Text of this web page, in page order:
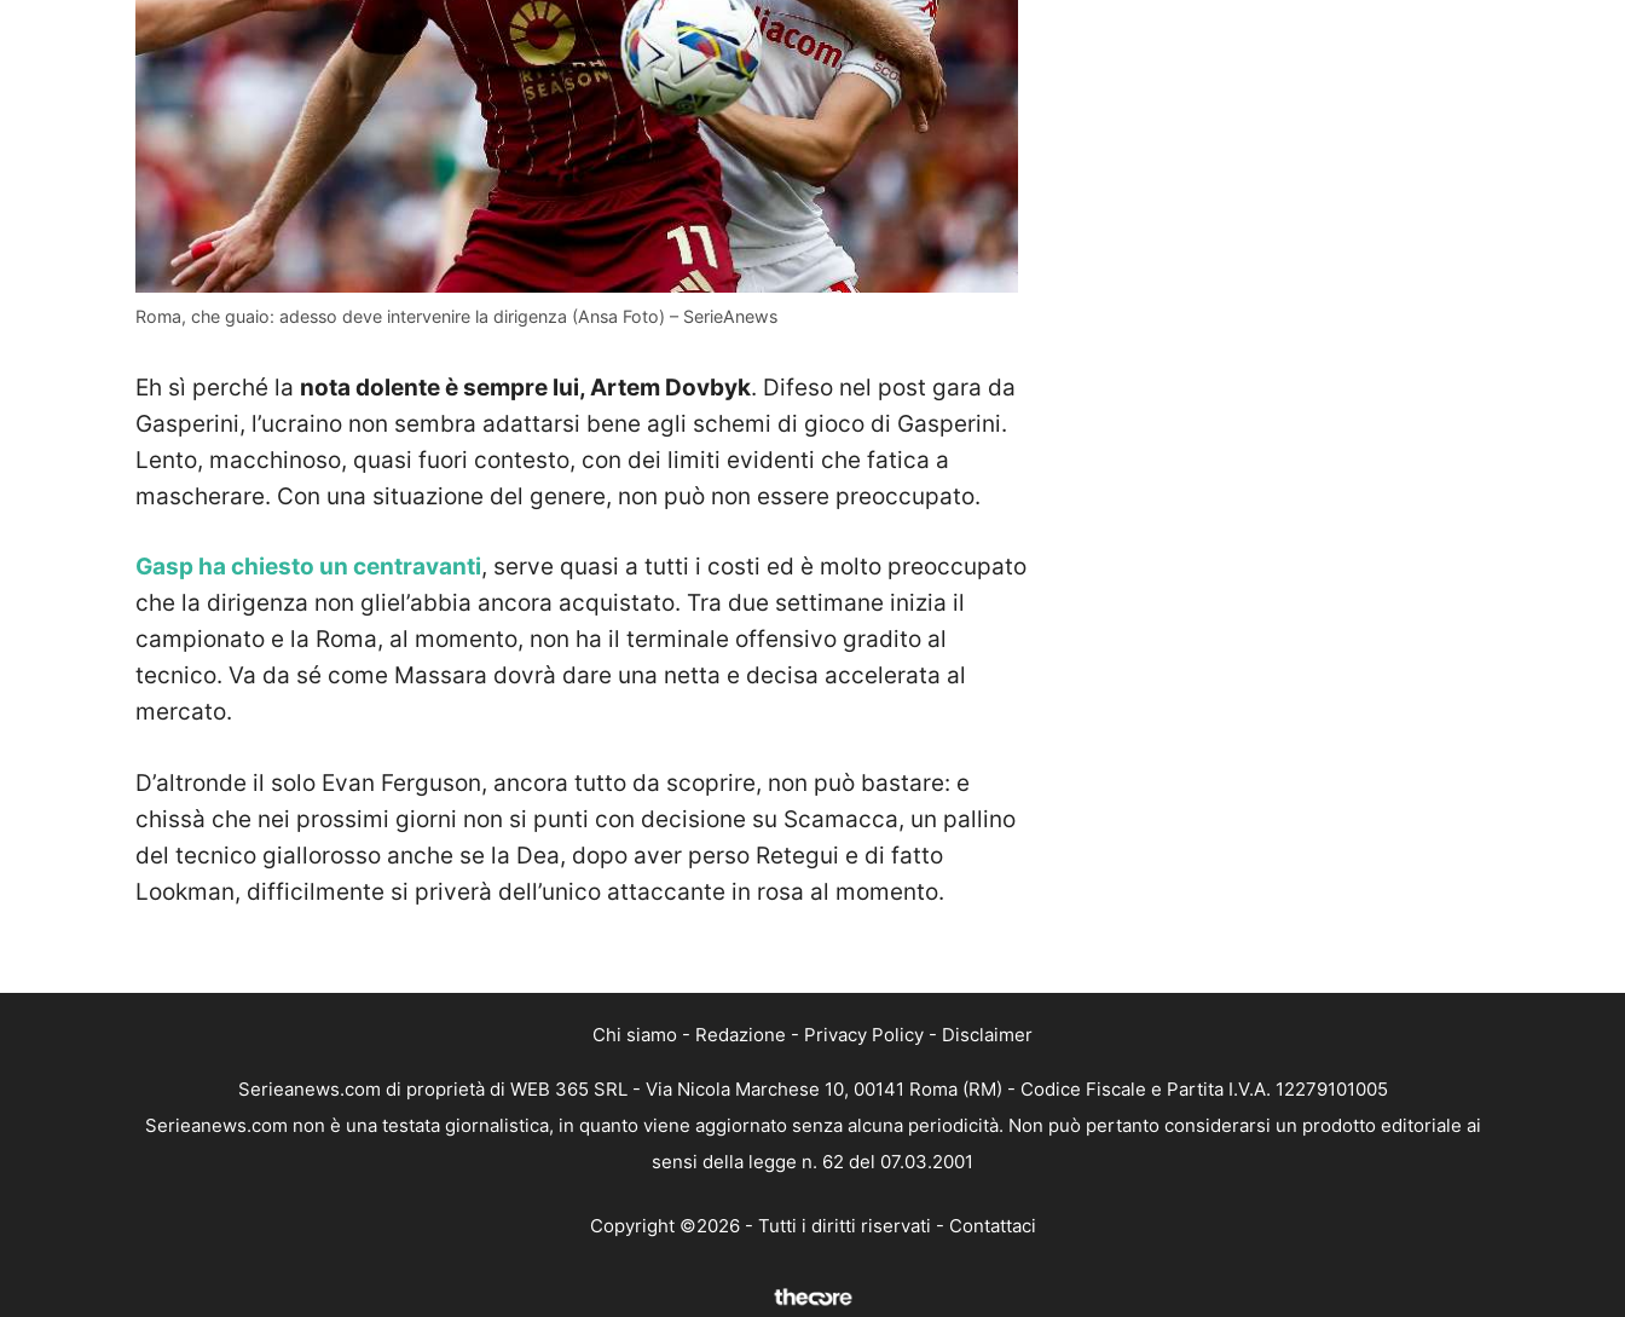
Roma, che guaio: adesso deve intervenire la dirigenza (Ansa Foto) – SerieAnews
Eh sì perché la nota dolente è sempre lui, Artem Dovbyk. Difeso nel post gara da
Gasperini, l’ucraino non sembra adattarsi bene agli schemi di gioco di Gasperini.
Lento, macchinoso, quasi fuori contesto, con dei limiti evidenti che fatica a
mascherare. Con una situazione del genere, non può non essere preoccupato.
Gasp ha chiesto un centravanti, serve quasi a tutti i costi ed è molto preoccupato
che la dirigenza non gliel’abbia ancora acquistato. Tra due settimane inizia il
campionato e la Roma, al momento, non ha il terminale offensivo gradito al
tecnico. Va da sé come Massara dovrà dare una netta e decisa accelerata al
mercato.
D’altronde il solo Evan Ferguson, ancora tutto da scoprire, non può bastare: e
chissà che nei prossimi giorni non si punti con decisione su Scamacca, un pallino
del tecnico giallorosso anche se la Dea, dopo aver perso Retegui e di fatto
Lookman, difficilmente si priverà dell’unico attaccante in rosa al momento.
Chi siamo - Redazione - Privacy Policy - Disclaimer
Serieanews.com di proprietà di WEB 365 SRL - Via Nicola Marchese 10, 00141 Roma (RM) - Codice Fiscale e Partita I.V.A. 12279101005
Serieanews.com non è una testata giornalistica, in quanto viene aggiornato senza alcuna periodicità. Non può pertanto considerarsi un prodotto editoriale ai
sensi della legge n. 62 del 07.03.2001
Copyright ©2026 - Tutti i diritti riservati - Contattaci